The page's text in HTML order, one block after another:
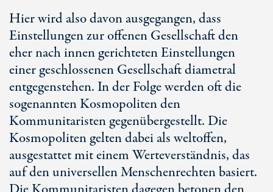
Hier wird also davon ausgegangen, dass
Einstellungen zur offenen Gesellschaft den
eher nach innen gerichteten Einstellungen
einer geschlossenen Gesellschaft diametral
entgegenstehen. In der Folge werden oft die
sogenannten Kosmopoliten den
Kommunitaristen gegenübergestellt. Die
Kosmopoliten gelten dabei als weltoffen,
ausgestattet mit einem Werteverständnis, das
auf den universellen Menschenrechten basiert.